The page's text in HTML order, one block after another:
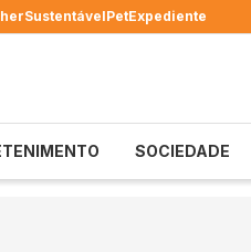
SustentávelPetExpediente
SOCIEDADE